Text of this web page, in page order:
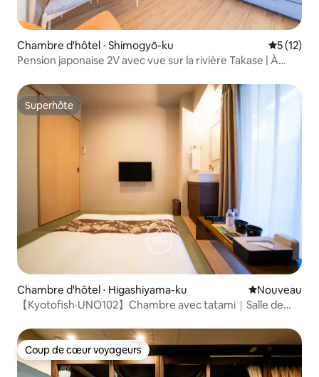
Chambre d'hôtel ⋅ Shimogyō-ku
5 (12)
Pension japonaise 2V avec vue sur la rivière Takase | À
et occidental de qualité | Capacité d'accueil : 5 personnes
Superhôte
Superhôte
Chambre d'hôtel ⋅ Higashiyama-ku Nouvel
Nouveau
【Kyotofish·UNO102】Chambre avec tatami｜Salle de
Coup de cœur voyageurs
Coup de cœur voyageurs